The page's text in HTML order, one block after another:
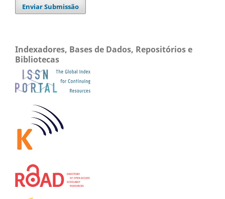
Enviar Submissão
Indexadores, Bases de Dados, Repositórios e
Bibliotecas